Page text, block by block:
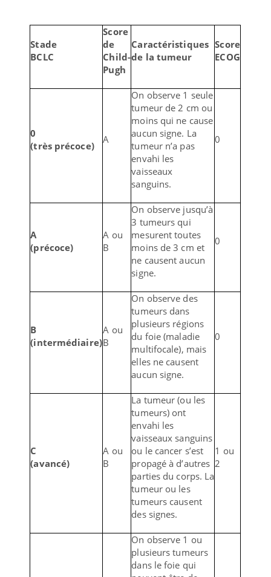
Stade
BCLC
Score
de
Child-
Pugh
Caractéristiques
de la tumeur
Score
ECOG
0
(très précoce)
A
On observe 1 seule
tumeur de 2 cm ou
moins qui ne cause
aucun signe. La
tumeur n’a pas
envahi les
vaisseaux
sanguins.
0
A
(précoce)
A ou
B
On observe jusqu’à
3 tumeurs qui
mesurent toutes
moins de 3 cm et
ne causent aucun
signe.
0
B
(intermédiaire)
A ou
B
On observe des
tumeurs dans
plusieurs régions
du foie (maladie
multifocale), mais
elles ne causent
aucun signe.
0
C
(avancé)
A ou
B
La tumeur (ou les
tumeurs) ont
envahi les
vaisseaux sanguins
ou le cancer s’est
propagé à d’autres
parties du corps. La
tumeur ou les
tumeurs causent
des signes.
1 ou
2
On observe 1 ou
plusieurs tumeurs
dans le foie qui